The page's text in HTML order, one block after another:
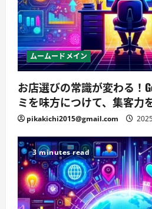
ムームードメイン
お店選びの常識が変わる！
ミを味方につけて、集客力
pikakichi2015@gmail.com
3 minutes read